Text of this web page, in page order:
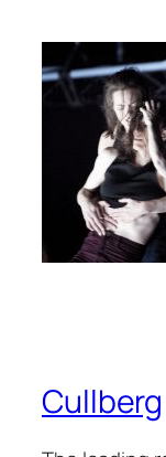
Cullberg